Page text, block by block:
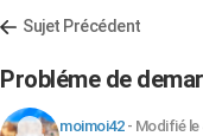
Sujet Précédent
Probléme de
moimoi42- Modifié le